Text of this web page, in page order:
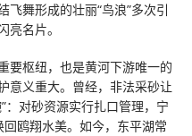
舞形成的壮丽“鸟浪”多次引
名片。
要枢纽，也是黄河下游唯一的
意义重大。曾经，非法采砂让
：对砂资源实行扎口管理，宁
鸥翔水美。如今，东平湖常